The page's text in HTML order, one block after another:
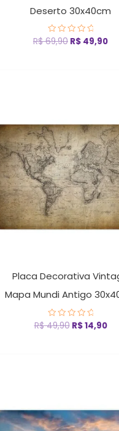
Deserto 30x40cm
Avaliação
R$69,90 R$ 49,90
Placa Decorativa
Mapa Mundi Antigo
Avaliação
0
R$49,90
era:
R$ 49,90.
R$14,90
é:
era:
R$ 59,90.
é: